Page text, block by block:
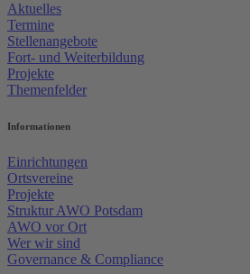
Aktuelles
Termine
Stellenangebote
Fort- und Weiterbildung
Projekte
Themenfelder
Informationen
Einrichtungen
Ortsvereine
Projekte
Struktur AWO Potsdam
AWO vor Ort
Wer wir sind
Governance & Compliance